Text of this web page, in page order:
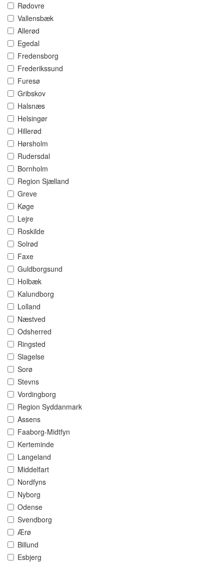
Rødovre
Vallensbæk
Allerød
Egedal
Fredensborg
Frederikssund
Furesø
Gribskov
Halsnæs
Helsingør
Hillerød
Hørsholm
Rudersdal
Bornholm
Region Sjælland
Greve
Køge
Lejre
Roskilde
Solrød
Faxe
Guldborgsund
Holbæk
Kalundborg
Lolland
Næstved
Odsherred
Ringsted
Slagelse
Sorø
Stevns
Vordingborg
Region Syddanmark
Assens
Faaborg-Midtfyn
Kerteminde
Langeland
Middelfart
Nordfyns
Nyborg
Odense
Svendborg
Ærø
Billund
Esbjerg